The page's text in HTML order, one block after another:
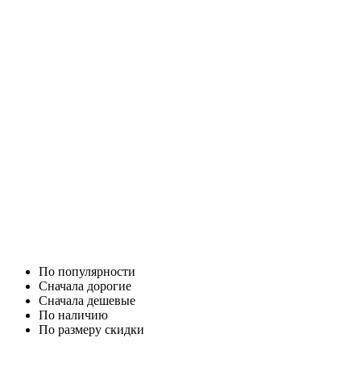
По популярности
Cначала дорогие
Cначала дешевые
По наличию
По размеру скидки